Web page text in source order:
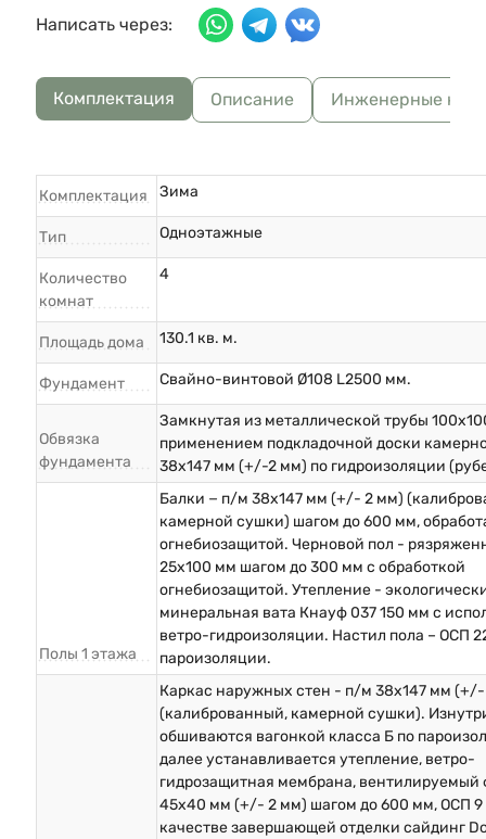
Написать через:
Комплектация Описание Инженерные
Комплектация Зима
Тип Одноэтажные
Количество
комнат
4
Площадь дома 130.1 кв. м.
Фундамент Свайно-винтовой Ø108 L2500 мм.
Обвязка
фундамента
Замкнутая из металлической трубы
применением подкладочной доски
38х147 мм (+/-2 мм) по гидроизоляции
Полы 1 этажа
Балки − п/м 38х147 мм (+/- 2 мм)
камерной сушки) шагом до 600 мм,
огнебиозащитой. Черновой пол -
25х100 мм шагом до 300 мм с обработкой
огнебиозащитой. Утепление -
минеральная вата Кнауф 037 150 мм с
ветро-гидроизоляции. Настил пола – ОСП
пароизоляции.
Каркас наружных стен - п/м 38х147 мм
(калиброванный, камерной сушки).
обшиваются вагонкой класса Б по
далее устанавливается утепление, ветро-
гидрозащитная мембрана, вентилируемый
45х40 мм (+/- 2 мм) шагом до 600 мм, ОСП 9
качестве завершающей отделки сайдинг